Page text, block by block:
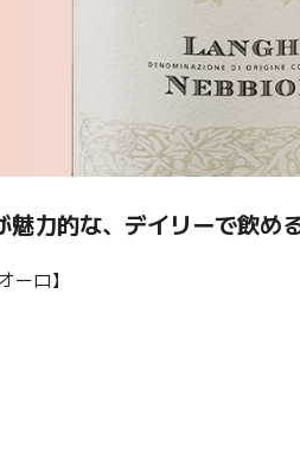
魅力的な、デイリーで飲め
ーロ】